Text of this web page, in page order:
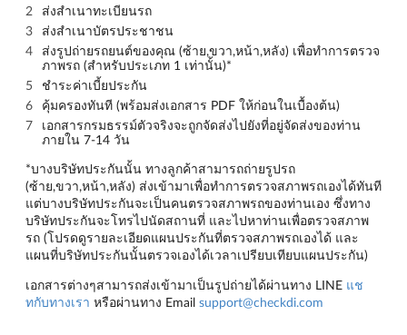
ส่งสำเนาทะเบียนรถ
ส่งสำเนาบัตรประชาชน
ส่งรูปถ่ายรถยนต์ของคุณ (ซ้าย,ขวา,หน้า,หลัง) เพื่อทำการตรวจ
ภาพรถ (สำหรับประเภท 1 เท่านั้น)*
ชำระค่าเบี้ยประกัน
คุ้มครองทันที (พร้อมส่งเอกสาร PDF ให้ก่อนในเบื้องต้น)
เอกสารกรมธรรม์ตัวจริงจะถูกจัดส่งไปยังที่อยู่จัดส่งของท่าน
ภายใน 7-14 วัน
*บางบริษัทประกันนั้น ทางลูกค้าสามารถถ่ายรูปรถ
(ซ้าย,ขวา,หน้า,หลัง) ส่งเข้ามาเพื่อทำการตรวจสภาพรถเองได้ทันที
แต่บางบริษัทประกันจะเป็นคนตรวจสภาพรถของท่านเอง ซึ่งทาง
บริษัทประกันจะโทรไปนัดสถานที่ และไปหาท่านเพื่อตรวจสภาพ
รถ (โปรดดูรายละเอียดแผนประกันที่ตรวจสภาพรถเองได้ และ
แผนที่บริษัทประกันนั้นตรวจเองได้เวลาเปรียบเทียบแผนประกัน)
เอกสารต่างๆสามารถส่งเข้ามาเป็นรูปถ่ายได้ผ่านทาง LINE แช
ทกับทางเรา หรือผ่านทาง Email support@checkdi.com